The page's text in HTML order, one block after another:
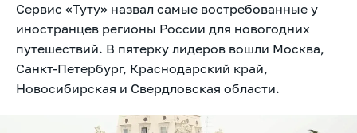
Сервис «Туту» назвал самые востребованные у
иностранцев регионы России для новогодних
путешествий. В пятерку лидеров вошли Москва,
Санкт-Петербург, Краснодарский край,
Новосибирская и Свердловская области.